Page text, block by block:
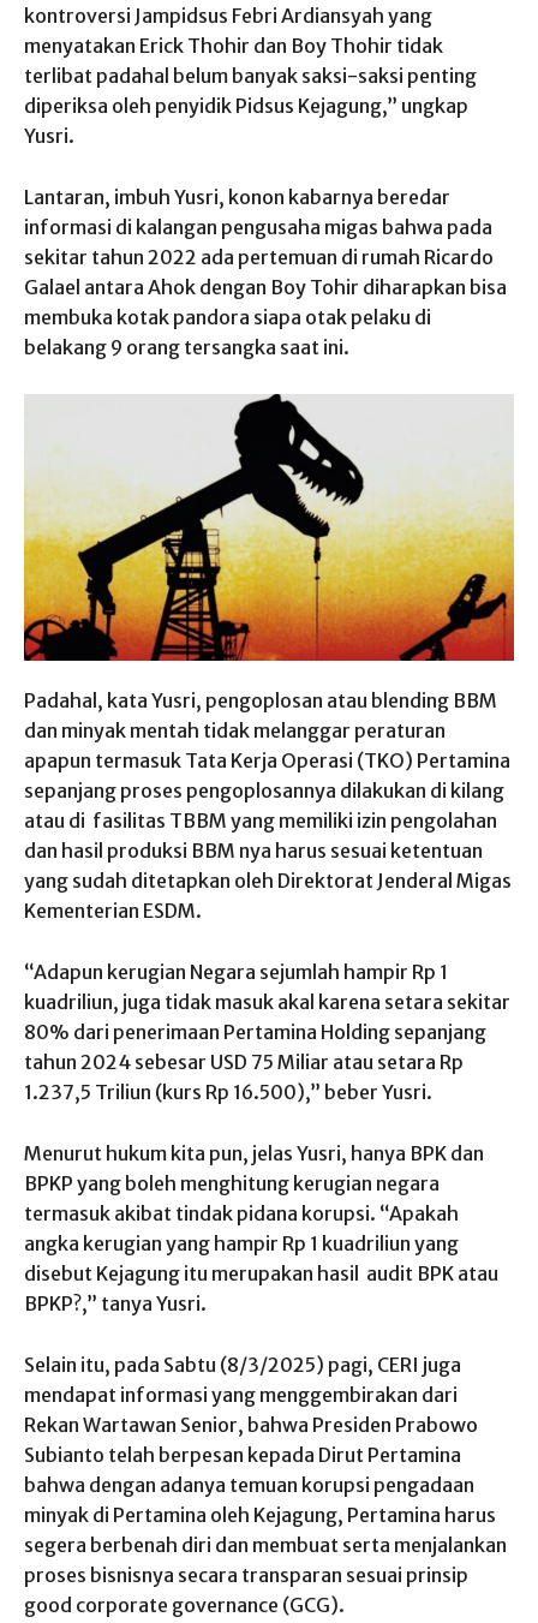
kontroversi Jampidsus Febri Ardiansyah yang
menyatakan Erick Thohir dan Boy Thohir tidak
terlibat padahal belum banyak saksi-saksi penting
diperiksa oleh penyidik Pidsus Kejagung,” ungkap
Yusri.
Lantaran, imbuh Yusri, konon kabarnya beredar
informasi di kalangan pengusaha migas bahwa pada
sekitar tahun 2022 ada pertemuan di rumah Ricardo
Galael antara Ahok dengan Boy Tohir diharapkan bisa
membuka kotak pandora siapa otak pelaku di
belakang 9 orang tersangka saat ini.
Padahal, kata Yusri, pengoplosan atau blending BBM
dan minyak mentah tidak melanggar peraturan
apapun termasuk Tata Kerja Operasi (TKO) Pertamina
sepanjang proses pengoplosannya dilakukan di kilang
atau di fasilitas TBBM yang memiliki izin pengolahan
dan hasil produksi BBM nya harus sesuai ketentuan
yang sudah ditetapkan oleh Direktorat Jenderal Migas
Kementerian ESDM.
“Adapun kerugian Negara sejumlah hampir Rp 1
kuadriliun, juga tidak masuk akal karena setara sekitar
80% dari penerimaan Pertamina Holding sepanjang
tahun 2024 sebesar USD 75 Miliar atau setara Rp
1.237,5 Triliun (kurs Rp 16.500),” beber Yusri.
Menurut hukum kita pun, jelas Yusri, hanya BPK dan
BPKP yang boleh menghitung kerugian negara
termasuk akibat tindak pidana korupsi. “Apakah
angka kerugian yang hampir Rp 1 kuadriliun yang
disebut Kejagung itu merupakan hasil audit BPK atau
BPKP?,” tanya Yusri.
Selain itu, pada Sabtu (8/3/2025) pagi, CERI juga
mendapat informasi yang menggembirakan dari
Rekan Wartawan Senior, bahwa Presiden Prabowo
Subianto telah berpesan kepada Dirut Pertamina
bahwa dengan adanya temuan korupsi pengadaan
minyak di Pertamina oleh Kejagung, Pertamina harus
segera berbenah diri dan membuat serta menjalankan
proses bisnisnya secara transparan sesuai prinsip
good corporate governance (GCG).